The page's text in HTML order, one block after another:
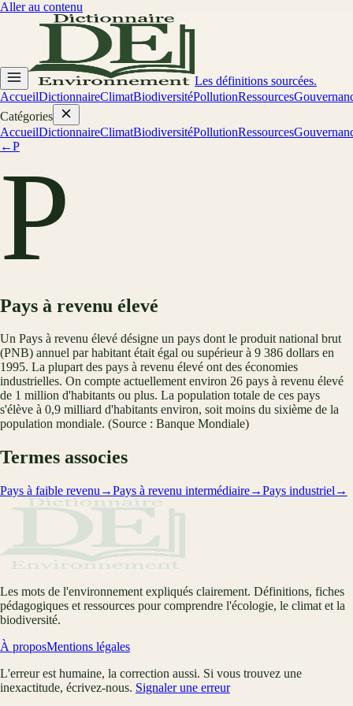
Aller au contenu
Les définitions sourcées.
AccueilDictionnaireClimatBiodiversitéPollutionRessources
Catégories
AccueilDictionnaireClimatBiodiversitéPollutionRessources
←P
P
Pays à revenu élevé
Un Pays à revenu élevé désigne un pays dont le produit national brut
(PNB) annuel par habitant était égal ou supérieur à 9 386 dollars en
1995. La plupart des pays à revenu élevé ont des économies
industrielles. On compte actuellement environ 26 pays à revenu élevé
de 1 million d'habitants ou plus. La population totale de ces pays
s'élève à 0,9 milliard d'habitants environ, soit moins du sixième de la
population mondiale. (Source : Banque Mondiale)
Termes associes
Pays à faible revenu →Pays à revenu intermédiaire→Pays industriel →
Les mots de l'environnement expliqués clairement. Définitions, fiches
pédagogiques et ressources pour comprendre l'écologie, le climat et la
biodiversité.
À proposMentions légales
L'erreur est humaine, la correction aussi. Si vous trouvez une
inexactitude, écrivez-nous. Signaler une erreur